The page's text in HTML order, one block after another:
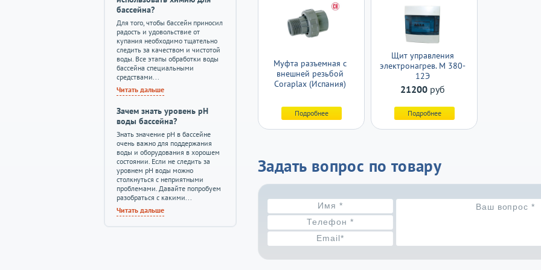
Муфта разъемная с
внешней резьбой
Coraplax (Испания)
Подробнее
Щит управления
электронагрев. М 380-
12Э
21200 руб
Подробнее
Задать вопрос по товару
бассейна?
Для того, чтобы бассейн приносил
радость и удовольствие от
купания необходимо тщательно
следить за качеством и чистотой
воды. Все этапы обработки воды
бассейна специальными
средствами...
Читать дальше
Зачем знать уровень pH
воды бассейна?
Знать значение pH в бассейне
очень важно для поддержания
воды и оборудования в хорошем
состоянии. Если не следить за
уровнем pH воды можно
столкнуться с неприятными
проблемами. Давайте попробуем
разобраться с какими...
Читать дальше